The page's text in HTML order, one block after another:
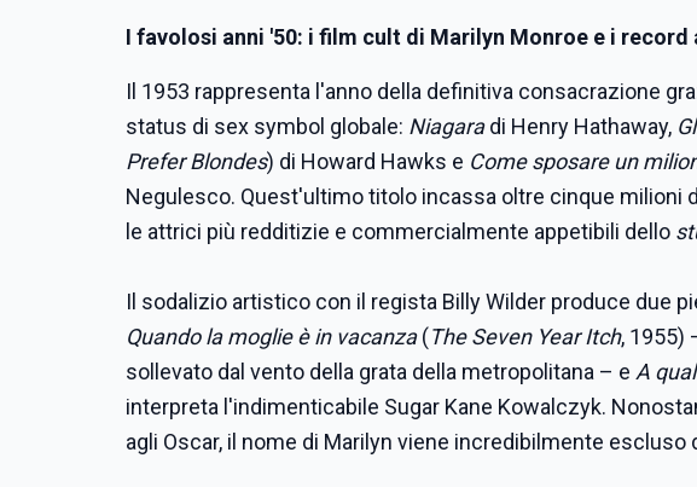
I favolosi anni '50: i film cult di Marilyn Monroe e i
Il 1953 rappresenta l'anno della definitiva consacrazione
status di sex symbol globale: Niagaradi Henry Hathaway,
Prefer Blondes) di Howard Hawks e Come sposare un
Negulesco. Quest'ultimo titolo incassa oltre cinque milioni
le attrici più redditizie e commercialmente appetibili dello
Il sodalizio artistico con il regista Billy Wilder produce due
Quando la moglie è in vacanza(The Seven Year Itch, 1955)
sollevato dal vento della grata della metropolitana – e A
interpreta l'indimenticabile Sugar Kane Kowalczyk.
agli Oscar, il nome di Marilyn viene incredibilmente escluso